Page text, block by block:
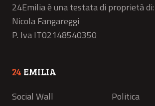
24Emilia è una testata di proprietà di:
Nicola Fangareggi
P. Iva IT02148540350
24 EMILIA
Social Wall
Politica